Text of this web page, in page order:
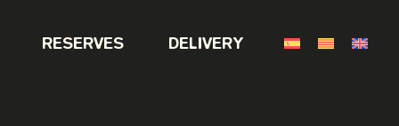
RESERVES DELIVERY